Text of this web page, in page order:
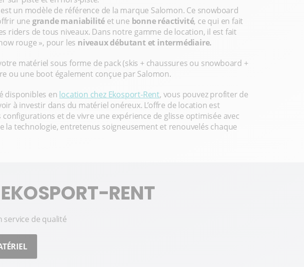
un modèle de référence de la marque Salomon. Ce snowboard
une grande maniabilité et une bonne réactivité, ce qui en fait
riders de tous niveaux. Dans notre gamme de location, il est fait
rouge », pour les niveaux débutant et intermédiaire.
matériel sous forme de pack (skis + chaussures ou snowboard +
ou une boot également conçue par Salomon.
disponibles en location chez Ekosport-Rent, vous pouvez profiter de
à investir dans du matériel onéreux. L’offre de location est
configurations et de vivre une expérience de glisse optimisée avec
la technologie, entretenus soigneusement et renouvelés chaque
RENT
service de qualité